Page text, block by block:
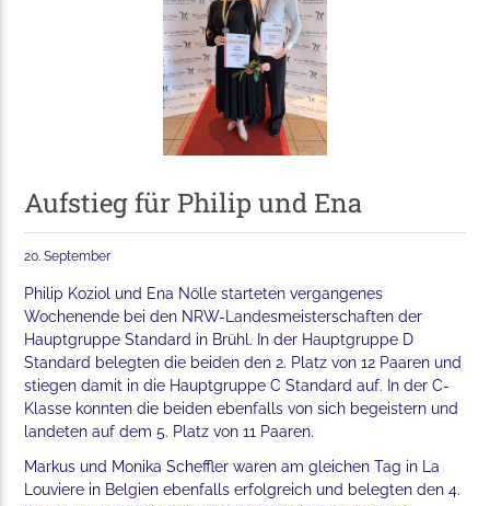
Aufstieg für Philip und Ena
20. September
Philip Koziol und Ena Nölle starteten vergangenes
Wochenende bei den NRW-Landesmeisterschaften der
Hauptgruppe Standard in Brühl. In der Hauptgruppe D
Standard belegten die beiden den 2. Platz von 12 Paaren und
stiegen damit in die Hauptgruppe C Standard auf. In der C-
Klasse konnten die beiden ebenfalls von sich begeistern und
landeten auf dem 5. Platz von 11 Paaren.
Markus und Monika Scheffler waren am gleichen Tag in La
Louviere in Belgien ebenfalls erfolgreich und belegten den 4.